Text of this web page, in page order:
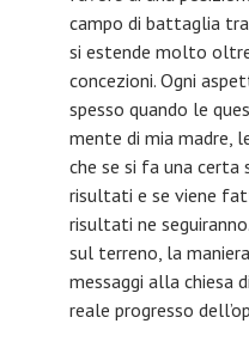
campo di battaglia
si estende molto
concezioni. Ogni
spesso quando le
mente di mia madre,
che se si fa una certa
risultati e se viene
risultati ne
sul terreno, la
messaggi alla chiesa
reale progresso